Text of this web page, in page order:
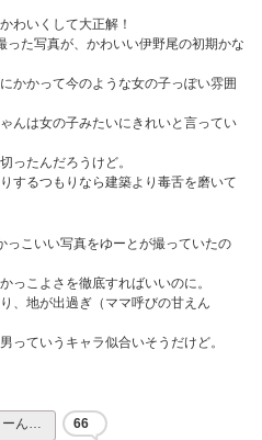
わいくして大正解！
った写真が、かわいい伊野尾の初期かな
かかって今のような女の子っぽい雰囲
んは女の子みたいにきれいと言ってい
ったんだろうけど。
するつもりなら建築より毒舌を磨いて
っこいい写真をゆーとが撮っていたの
っこよさを徹底すればいいのに。
、地が出過ぎ（ママ呼びの甘えん
っていうキャラ似合いそうだけど。
ーん… 66